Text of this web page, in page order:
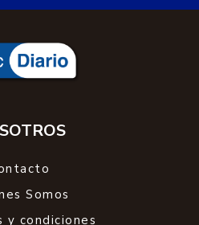
Somos
y condiciones